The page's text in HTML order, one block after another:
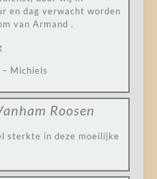
en dag verwacht worden
van Armand .
Michiels
Roosen
sterkte in deze moeilijke